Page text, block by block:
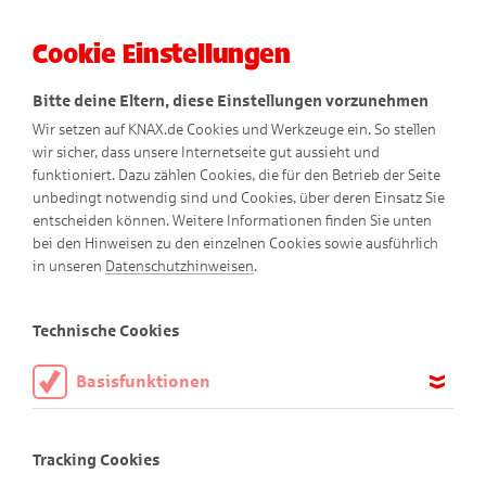
Mal dir die KNAX-Welt bunt!
Cookie Einstellungen
Bitte deine Eltern, diese Einstellungen vorzunehmen
Wir setzen auf KNAX.de Cookies und Werkzeuge ein. So stellen
wir sicher, dass unsere Internetseite gut aussieht und
funktioniert. Dazu zählen Cookies, die für den Betrieb der Seite
unbedingt notwendig sind und Cookies, über deren Einsatz Sie
entscheiden können. Weitere Informationen finden Sie unten
bei den Hinweisen zu den einzelnen Cookies sowie ausführlich
in unseren Datenschutzhinweisen.
Technische Cookies
Basisfunktionen
aktiviert sein.
Tracking Cookies